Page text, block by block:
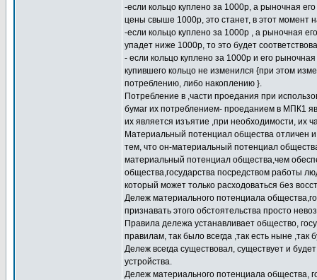
-если кольцо куплено за 1000р, а рыночная
цены свыше 1000р, это станет, в этот момент
-если кольцо куплено за 1000р , а рыночная
упадет ниже 1000р, то это будет
- если кольцо куплено за 1000р и его
купившего кольцо не изменился {при этом
потреблению, либо накоплению }.
Потребление в ,части проедания при
бумаг их потреблением- проеданием в МПК1
их является изъятие ,при необходимости, их
Материальный потенциал общества отличен
тем, что он-материальный потенциал
материальный потенциал общества,чем
общества,государства посредством работы
который может только расходоваться без
Дележ материального потенциала
признавать этого обстоятельства просто
Правила дележа устанавливает общество,
правилам, так было всегда ,так есть ныне ,так
Дележ всегда существовал, существует и
устройства.
Дележ материального потенциала общества,